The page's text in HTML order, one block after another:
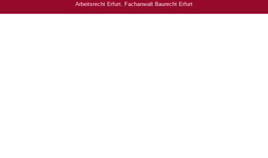
Arbeitsrecht Erfurt
Fachanwalt Baurecht Erfurt